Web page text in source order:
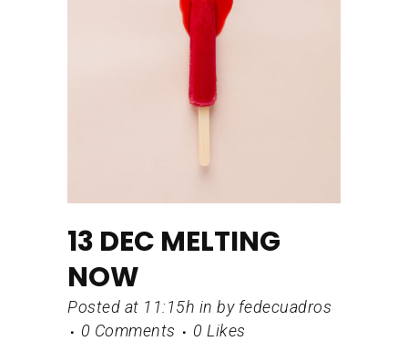
13 DEC MELTING
NOW
Posted at 11:15h in by fedecuadros
0 Comments
0 Likes